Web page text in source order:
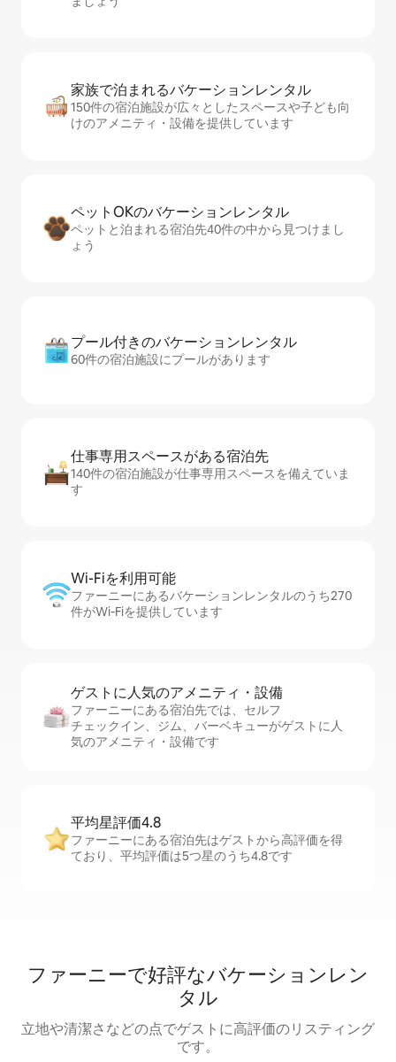
家族で泊まれるバ⁠ケ⁠ー⁠シ⁠ョ⁠ンレ⁠ン⁠タ⁠ル
150件の宿泊施設が広々としたスペースや子ども向
けのアメニティ・設備を提供しています
ペットOKのバ⁠ケ⁠ー⁠シ⁠ョ⁠ンレ⁠ン⁠タ⁠ル
ペットと泊まれる宿泊先40件の中から見つけまし
ょう
プール付きのバ⁠ケ⁠ー⁠シ⁠ョ⁠ンレ⁠ン⁠タ⁠ル
60件の宿泊施設にプールがあります
仕事専用ス⁠ペ⁠ー⁠スがあ⁠る宿⁠泊⁠先
140件の宿泊施設が仕事専用スペースを備えていま
す
Wi-Fiを利⁠用⁠可⁠能
ファーニーにあるバケーションレンタルのうち270
件がWi-Fiを提供しています
ゲストに人⁠気⁠のア⁠メ⁠ニ⁠テ⁠ィ・設⁠備
ファーニーにある宿泊先では、セ⁠ル⁠フ
チ⁠ェ⁠ッ⁠ク⁠イ⁠ン、ジム、バーベキューがゲストに人
気のアメニティ・設備です
平均星評価4.8
ファーニーにある宿泊先はゲストから高評価を得
ており、平均評価は5つ星のうち4.8です
ファーニーで好評なバケーションレン
タル
立地や清潔さなどの点でゲストに高評価のリスティング
です。